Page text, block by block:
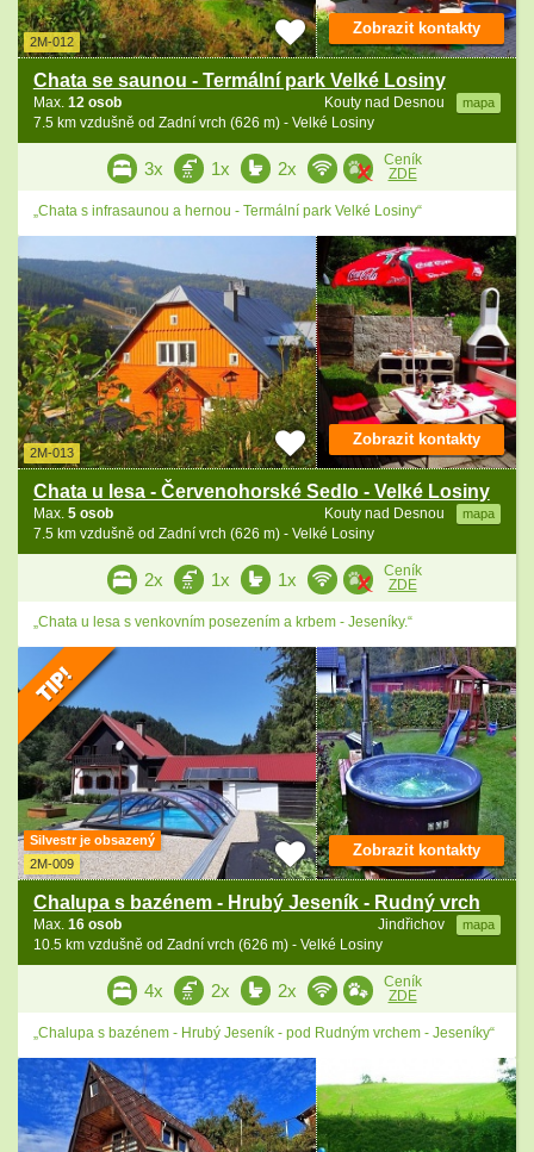
2M-012
Chata se saunou - Termální park Velké Losiny
Kouty nad Desnou mapa
Max. 12 osob
7.5 km vzdušně od Zadní vrch (626 m) - Velké Losiny
Zobrazit kontakty
3x 1x 2x
Ceník
ZDE
„Chata s infrasaunou a hernou - Termální park Velké Losiny“
2M-013
Chata u lesa - Červenohorské Sedlo - Velké Losiny
Kouty nad Desnou mapa
Max. 5 osob
7.5 km vzdušně od Zadní vrch (626 m) - Velké Losiny
Zobrazit kontakty
2x 1x 1x
Ceník
ZDE
„Chata u lesa s venkovním posezením a krbem - Jeseníky.“
Silvestr je obsazený
2M-009
Chalupa s bazénem - Hrubý Jeseník - Rudný vrch
Jindřichov mapa
Max. 16 osob
10.5 km vzdušně od Zadní vrch (626 m) - Velké Losiny
Zobrazit kontakty
4x 2x 2x
Ceník
ZDE
„Chalupa s bazénem - Hrubý Jeseník - pod Rudným vrchem - Jeseníky“